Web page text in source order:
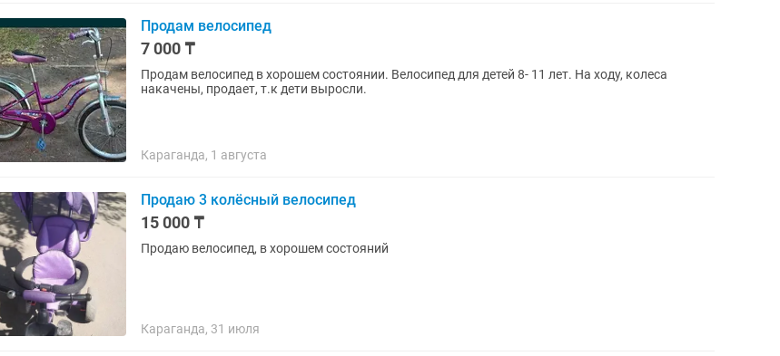
Продам велосипед
7 000 ₸
Продам велосипед в хорошем состоянии. Велосипед для детей 8- 11 лет. На ходу, колеса
накачены, продает, т.к дети выросли.
Караганда, 1 августа
Продаю 3 колёсный велосипед
15 000 ₸
Продаю велосипед, в хорошем состояний
Караганда, 31 июля